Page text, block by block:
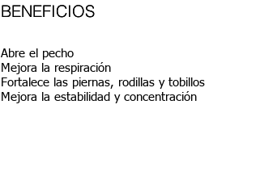
BENEFICIOS
BENEFICIOS
Abre el pecho
Mejora la respiración
Fortalece las piernas, rodillas y tobillos
Mejora la estabilidad y concentración